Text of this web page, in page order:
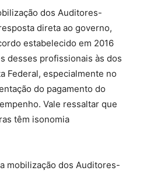
dos Auditores-
direta ao governo,
estabelecido em 2016
desses profissionais às dos
Federal, especialmente no
do pagamento do
Vale ressaltar que
têm isonomia
mobilização dos Auditores-